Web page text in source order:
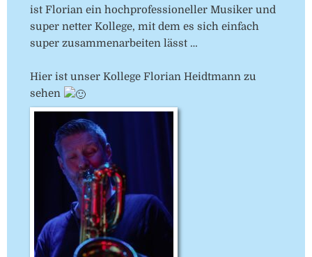
ist Florian ein hochprofessioneller Musiker und
super netter Kollege, mit dem es sich einfach
super zusammenarbeiten lässt …
Hier ist unser Kollege Florian Heidtmann zu
sehen